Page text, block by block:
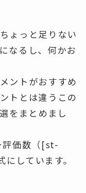
ょっと足りない
なるし、何かお
ントがおすすめ
トとは違うこの
をまとめまし
評価数（[st-
しています。